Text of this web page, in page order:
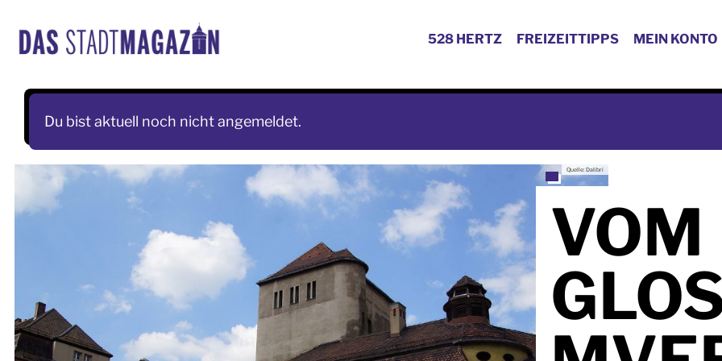
content
528 HERTZ FREIZEITTIPPS MEIN KONTO
Du bist aktuell noch nicht angemeldet.
Quelle: Dalibri
VOM